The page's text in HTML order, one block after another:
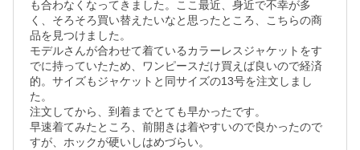
も合わなくなってきました。ここ最近、身近で不幸が多
く、そろそろ買い替えたいなと思ったところ、こちらの商
品を見つけました。
モデルさんが合わせて着ているカラーレスジャケットをす
でに持っていたため、ワンピースだけ買えば良いので経済
的。サイズもジャケットと同サイズの13号を注文しまし
た。
注文してから、到着までとても早かったです。
早速着てみたところ、前開きは着やすいので良かったので
すが、ホックが硬いしはめづらい。